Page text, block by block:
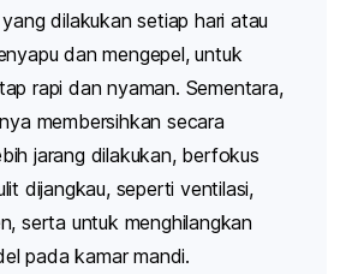
dilakukan setiap hari atau
dan mengepel, untuk
rapi dan nyaman. Sementara,
membersihkan secara
jarang dilakukan, berfokus
dijangkau, seperti ventilasi,
serta untuk menghilangkan
pada kamar mandi.